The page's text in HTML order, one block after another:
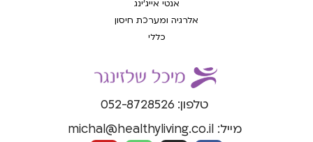
טלפון: 052-8728526
מייל: michal@healthyliving.co.il
אנטי אייג'ינג
אלרגיה ומערכת חיסון
כללי